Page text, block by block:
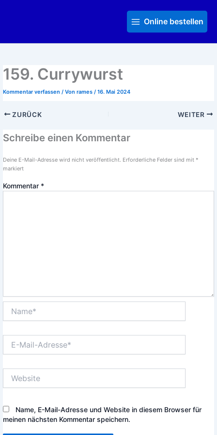
MenuOnline bestellen
159. Currywurst
Kommentar verfassen / Von rames / 16. Mai 2024
ZURÜCK WEITER
Schreibe einen Kommentar
Deine E-Mail-Adresse wird nicht veröffentlicht. Erforderliche Felder sind mit *
markiert
Kommentar *
Mail-
Name, E-Mail-Adresse und Website in diesem Browser für
meinen nächsten Kommentar speichern.